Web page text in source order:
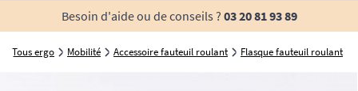
Besoin d'aide ou de conseils ? 03 20 81 93 89
Tous ergo Mobilité Accessoire fauteuil roulant Flasque fauteuil roulant